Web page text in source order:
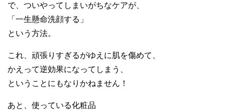
で、ついやってしまいがちなケアが、
「一生懸命洗顔する」
という方法。
これ、頑張りすぎるがゆえに肌を傷めて、
かえって逆効果になってしまう、
ということにもなりかねません！
あと、使っている化粧品